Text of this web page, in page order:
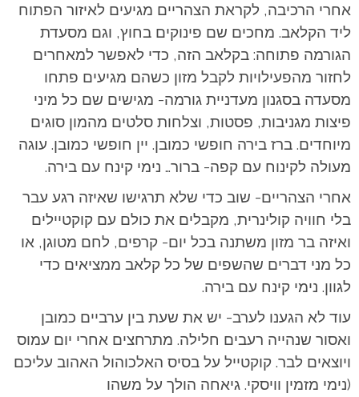
אחרי הרכיבה, לקראת הצהריים מגיעים לאיזור הפתוח
ליד הקלאב. מחכים שם פינוקים בחוץ, וגם מסעדת
הגורמה פתוחה: בקלאב הזה, כדי לאפשר למאחרים
לחזור מהפעילויות לקבל מזון כשהם מגיעים פתחו
מסעדה בסגנון מעדניית גורמה- מגישים שם כל מיני
פיצות מגניבות, פסטות, וצלחות סלטים מהמון סוגים
מיוחדים. ברז בירה חופשי כמובן. יין חופשי כמובן. עוגה
מעולה לקינוח עם קפה- ברור… נימי קינח עם בירה.
אחרי הצהריים- שוב כדי שלא תרגישו שאיזה רגע עבר
בלי חוויה קולינרית, מקבלים את כולם עם קוקטיילים
ואיזה בר מזון משתנה בכל יום- קרפים, לחם מטוגן, או
כל מני דברים שהשפים של כל קלאב ממציאים כדי
לגוון. נימי קינח עם בירה.
עוד לא הגענו לערב- יש את שעת בין ערביים כמובן
ואסור שנהייה רעבים חלילה. מתרחצים אחרי יום עמוס
ויוצאים לבר. קוקטייל על בסיס האלכוהול האהוב עליכם
(נימי מזמין וויסקי. גיאחה הולך על משהו